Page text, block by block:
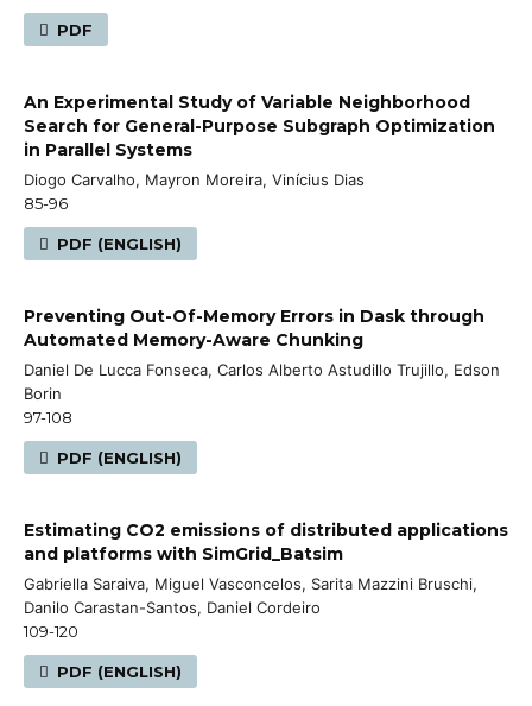
PDF
An Experimental Study of Variable Neighborhood
Search for General-Purpose Subgraph Optimization
in Parallel Systems
Diogo Carvalho, Mayron Moreira, Vinícius Dias
85-96
PDF (ENGLISH)
Preventing Out-Of-Memory Errors in Dask through
Automated Memory-Aware Chunking
Daniel De Lucca Fonseca, Carlos Alberto Astudillo Trujillo, Edson
Borin
97-108
PDF (ENGLISH)
Estimating CO2 emissions of distributed applications
and platforms with SimGrid_Batsim
Gabriella Saraiva, Miguel Vasconcelos, Sarita Mazzini Bruschi,
Danilo Carastan-Santos, Daniel Cordeiro
109-120
PDF (ENGLISH)